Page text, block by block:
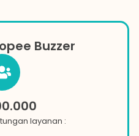
Buzzer
layanan :